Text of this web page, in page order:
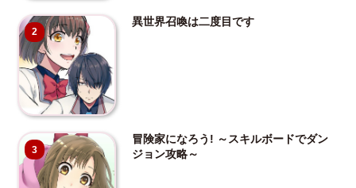
2
異世界召喚は二度目です
3
冒険家になろう! ～スキルボードでダン
ジョン攻略～